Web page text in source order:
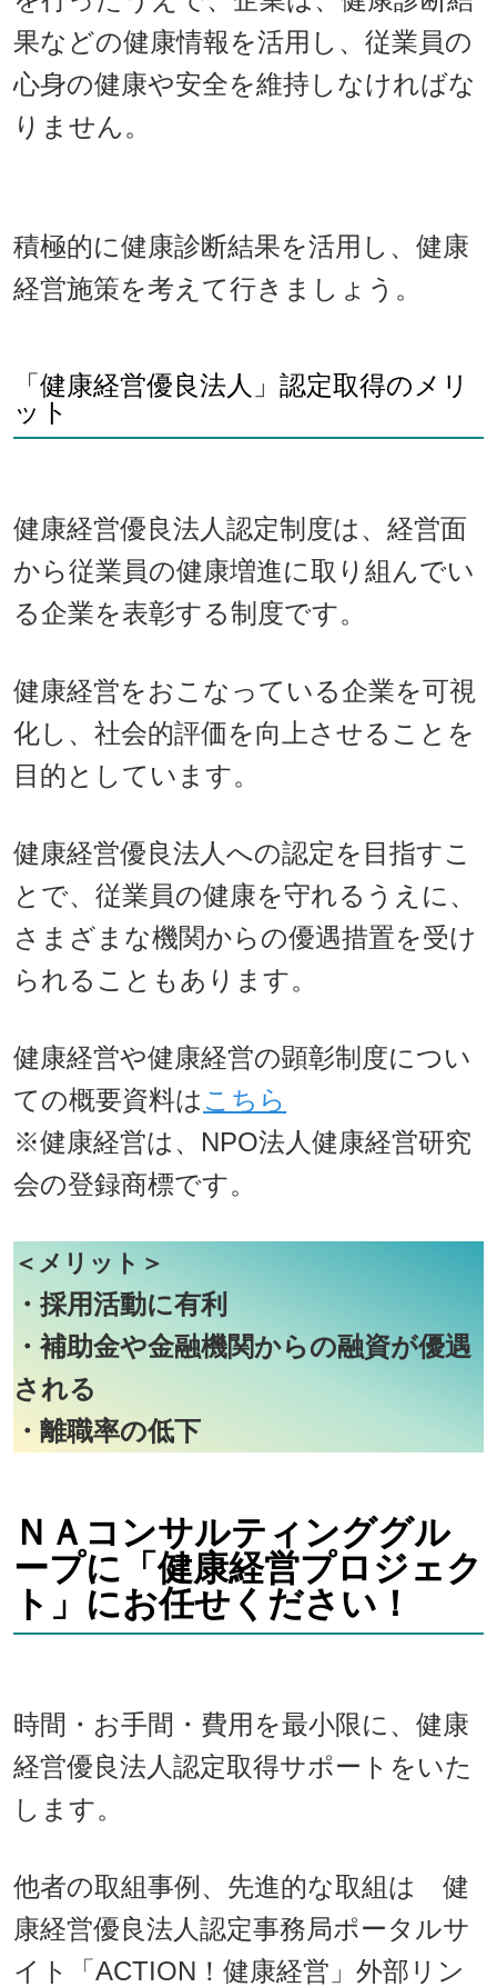
果などの健康情報を活用し、従業員の
心身の健康や安全を維持しなければな
りません。
積極的に健康診断結果を活用し、健康
経営施策を考えて行きましょう。
「健康経営優良法人」認定取得のメリ
ット
健康経営優良法人認定制度は、経営面
から従業員の健康増進に取り組んでい
る企業を表彰する制度です。
健康経営をおこなっている企業を可視
化し、社会的評価を向上させることを
目的としています。
健康経営優良法人への認定を目指すこ
とで、従業員の健康を守れるうえに、
さまざまな機関からの優遇措置を受け
られることもあります。
健康経営や健康経営の顕彰制度につい
ての概要資料は こちら
※健康経営は、NPO法人健康経営研究
会の登録商標です。
＜メリット＞
・採用活動に有利
・補助金や金融機関からの融資が優遇
される
・離職率の低下
ＮＡコンサルティンググル
ープに「健康経営プロジェク
ト」にお任せください！
時間・お手間・費用を最小限に、健康
経営優良法人認定取得サポートをいた
します。
他者の取組事例、先進的な取組は 健
康経営優良法人認定事務局ポータルサ
イト「ACTION！健康経営」外部リン